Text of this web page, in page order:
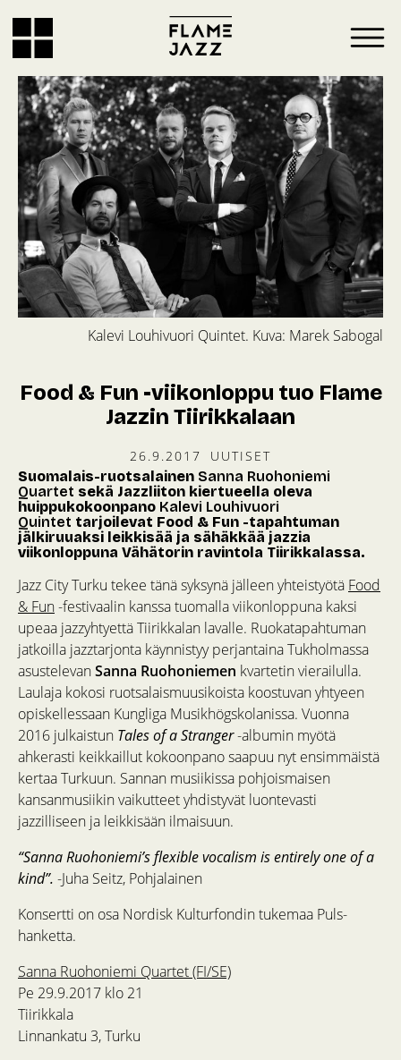
Kalevi Louhivuori Quintet. Kuva: Marek Sabogal
Food & Fun -viikonloppu tuo Flame
Jazzin Tiirikkalaan
26.9.2017
UUTISET
Suomalais-ruotsalainen Sanna Ruohoniemi
Quartet sekä Jazzliiton kiertueella oleva
huippukokoonpano Kalevi Louhivuori
Quintet tarjoilevat Food & Fun -tapahtuman
jälkiruuaksi leikkisää ja sähäkkää jazzia
viikonloppuna Vähätorin ravintola Tiirikkalassa.
Jazz City Turku tekee tänä syksynä jälleen yhteistyötä Food
& Fun-festivaalin kanssa tuomalla viikonloppuna kaksi
upeaa jazzyhtyettä Tiirikkalan lavalle. Ruokatapahtuman
jatkoilla jazztarjonta käynnistyy perjantaina Tukholmassa
asustelevanSanna Ruohoniemen kvartetin vierailulla.
Laulaja kokosi ruotsalaismuusikoista koostuvan yhtyeen
opiskellessaan Kungliga Musikhögskolanissa. Vuonna
2016 julkaistun Tales of a Stranger-albumin myötä
ahkerasti keikkaillut kokoonpano saapuu nyt ensimmäistä
kertaa Turkuun. Sannan musiikissa pohjoismaisen
kansanmusiikin vaikutteet yhdistyvät luontevasti
jazzilliseen ja leikkisään ilmaisuun.
“Sanna Ruohoniemi’s flexible vocalism is entirely one of a
kind”. -Juha Seitz, Pohjalainen
Konsertti on osa Nordisk Kulturfondin tukemaa Puls-
hanketta.
Sanna Ruohoniemi Quartet (FI/SE)
Pe 29.9.2017 klo 21
Tiirikkala
Linnankatu 3, Turku